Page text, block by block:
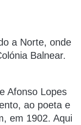
a Norte, onde
Balnear.
Afonso Lopes
ao poeta e
em 1902. Aqui